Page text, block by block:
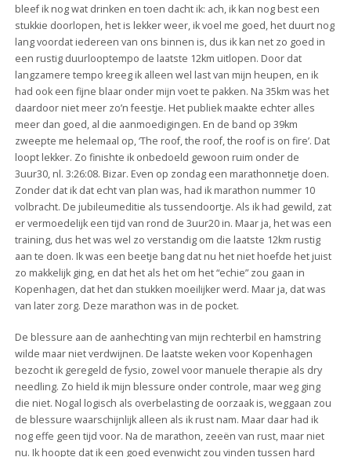
bleef ik nog wat drinken en toen dacht ik: ach, ik kan nog best een
stukkie doorlopen, het is lekker weer, ik voel me goed, het duurt nog
lang voordat iedereen van ons binnen is, dus ik kan net zo goed in
een rustig duurlooptempo de laatste 12km uitlopen. Door dat
langzamere tempo kreeg ik alleen wel last van mijn heupen, en ik
had ook een fijne blaar onder mijn voet te pakken. Na 35km was het
daardoor niet meer zo’n feestje. Het publiek maakte echter alles
meer dan goed, al die aanmoedigingen. En de band op 39km
zweepte me helemaal op, ‘The roof, the roof, the roof is on fire’. Dat
loopt lekker. Zo finishte ik onbedoeld gewoon ruim onder de
3uur30, nl. 3:26:08. Bizar. Even op zondag een marathonnetje doen.
Zonder dat ik dat echt van plan was, had ik marathon nummer 10
volbracht. De jubileumeditie als tussendoortje. Als ik had gewild, zat
er vermoedelijk een tijd van rond de 3uur20 in. Maar ja, het was een
training, dus het was wel zo verstandig om die laatste 12km rustig
aan te doen. Ik was een beetje bang dat nu het niet hoefde het juist
zo makkelijk ging, en dat het als het om het “echie” zou gaan in
Kopenhagen, dat het dan stukken moeilijker werd. Maar ja, dat was
van later zorg. Deze marathon was in de pocket.
De blessure aan de aanhechting van mijn rechterbil en hamstring
wilde maar niet verdwijnen. De laatste weken voor Kopenhagen
bezocht ik geregeld de fysio, zowel voor manuele therapie als dry
needling. Zo hield ik mijn blessure onder controle, maar weg ging
die niet. Nogal logisch als overbelasting de oorzaak is, weggaan zou
de blessure waarschijnlijk alleen als ik rust nam. Maar daar had ik
nog effe geen tijd voor. Na de marathon, zeeën van rust, maar niet
nu. Ik hoopte dat ik een goed evenwicht zou vinden tussen hard